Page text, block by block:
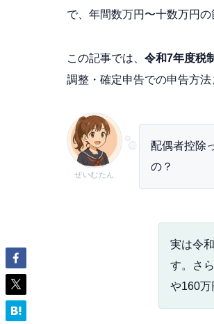
で、年間数万円〜十数万円
この記事では、 令和7年度税
調整・確定申告での申告方
ぜいむたん
配偶者控除
の？
実は令
す。さ
や160万